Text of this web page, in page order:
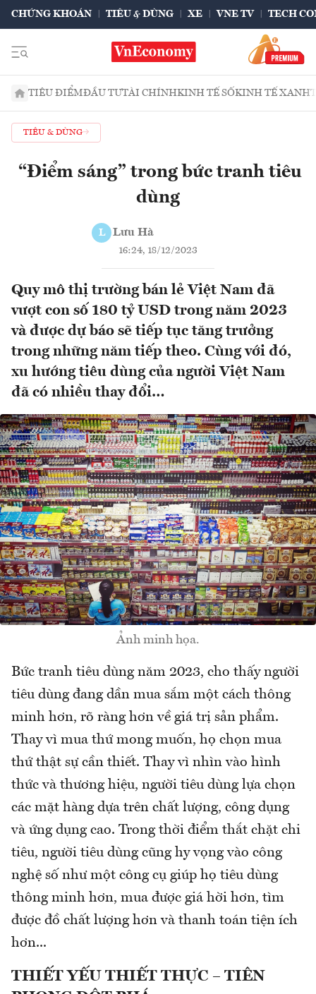
CHỨNG KHOÁN TIÊU & DÙNG XE VNE TV TECH
TIÊU ĐIỂMĐẦU TƯTÀI CHÍNHKINH TẾ SỐKINH TẾ XANH
TIÊU & DÙNG
“Điểm sáng” trong bức tranh tiêu
dùng
L Lưu Hà
16:24, 18/12/2023
Quy mô thị trường bán lẻ Việt Nam đã
vượt con số 180 tỷ USD trong năm 2023
và được dự báo sẽ tiếp tục tăng trưởng
trong những năm tiếp theo. Cùng với đó,
xu hướng tiêu dùng của người Việt Nam
đã có nhiều thay đổi…
Ảnh minh họa.
Bức tranh tiêu dùng năm 2023, cho thấy người
tiêu dùng đang dần mua sắm một cách thông
minh hơn, rõ ràng hơn về giá trị sản phẩm.
Thay vì mua thứ mong muốn, họ chọn mua
thứ thật sự cần thiết. Thay vì nhìn vào hình
thức và thương hiệu, người tiêu dùng lựa chọn
các mặt hàng dựa trên chất lượng, công dụng
và ứng dụng cao. Trong thời điểm thắt chặt chi
tiêu, người tiêu dùng cũng hy vọng vào công
nghệ số như một công cụ giúp họ tiêu dùng
thông minh hơn, mua được giá hời hơn, tìm
được đồ chất lượng hơn và thanh toán tiện ích
hơn...
THIẾT YẾU THIẾT THỰC – TIÊN